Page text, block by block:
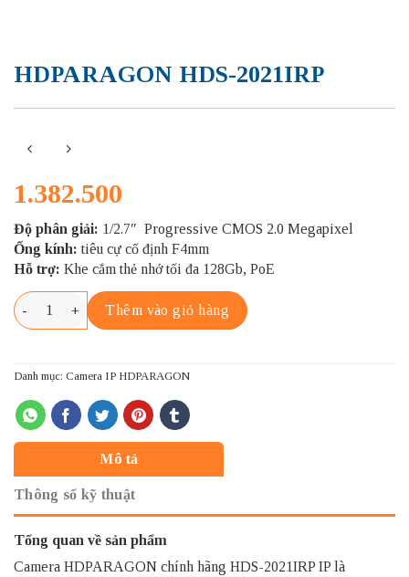
HDPARAGON HDS-2021IRP
1.382.500
Độ phân giải: 1/2.7″ Progressive CMOS 2.0 Megapixel
Ống kính: tiêu cự cố định F4mm
Hỗ trợ: Khe cắm thẻ nhớ tối đa 128Gb, PoE
HDPARAGON HDS-2021IRP số lượng
Thêm vào giỏ hàng
Danh mục: Camera IP HDPARAGON
Mô tả
Thông số kỹ thuật
Tổng quan về sản phẩm
Camera HDPARAGON chính hãng HDS-2021IRP IP là